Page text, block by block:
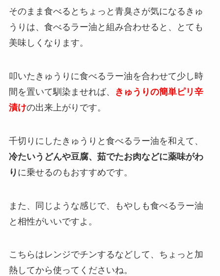
そのまま食べるとちょっと青臭さが気になるきゅ
うりは、食べるラー油と組み合わせると、とても
美味しくなります。
叩いたきゅうりに食べるラー油を合わせて少し時
間を置いて馴染ませれば、
きゅうりの簡単ピリ辛
漬けの出来上がりです。
千切りにしたきゅうりと食べるラー油を和えて、
冷たいうどんや豆腐、茹でたお肉などに薬味がわ
り に乗せるのもおすすめです。
また、同じような感じで、もやしも食べるラー油
と相性がいいですよ。
こちらはレンジでチンするなどして、ちょっと加
熱してから使ってくださいね。